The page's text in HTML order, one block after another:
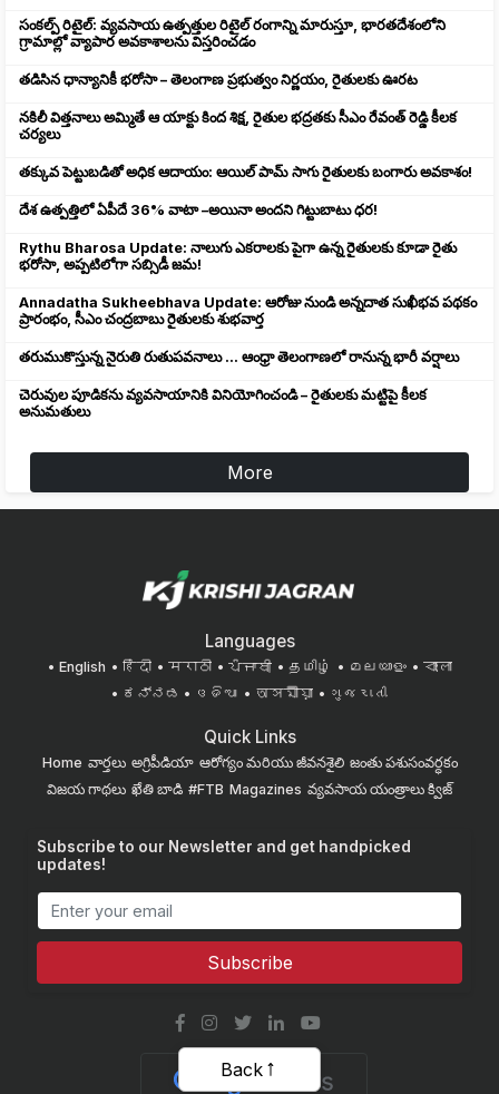
సంకల్ప్ రిటైల్: వ్యవసాయ ఉత్పత్తుల రిటైల్ రంగాన్ని మారుస్తూ, భారతదేశంలోని
గ్రామాల్లో వ్యాపార అవకాశాలను విస్తరించడం
తడిసిన ధాన్యానికీ భరోసా – తెలంగాణ ప్రభుత్వం నిర్ణయం, రైతులకు ఊరట
నకిలీ విత్తనాలు అమ్మితే ఆ యాక్టు కింద శిక్ష, రైతుల భద్రతకు సీఎం రేవంత్ రెడ్డి కీలక
చర్యలు
తక్కువ పెట్టుబడితో అధిక ఆదాయం: ఆయిల్ పామ్ సాగు రైతులకు బంగారు అవకాశం!
దేశ ఉత్పత్తిలో ఏపీదే 36% వాటా –అయినా అందని గిట్టుబాటు ధర!
Rythu Bharosa Update: నాలుగు ఎకరాలకు పైగా ఉన్న రైతులకు కూడా రైతు
భరోసా, అప్పటిలోగా సబ్సిడీ జమ!
Annadatha Sukheebhava Update: ఆరోజు నుండి అన్నదాత సుఖీభవ పథకం
ప్రారంభం, సీఎం చంద్రబాబు రైతులకు శుభవార్త
తరుముకొస్తున్న నైరుతి రుతుపవనాలు ... ఆంధ్రా తెలంగాణలో రానున్న భారీ వర్షాలు
చెరువుల పూడికను వ్యవసాయానికి వినియోగించండి – రైతులకు మట్టిపై కీలక
అనుమతులు
More
Languages
English हिंदी मराठी ਪੰਜਾਬੀ தமிழ் മലയാളം
বাংলা
ಕನ್ನಡ
ଓଡିଆ অসমীয়া ગુજરાતી
Quick Links
Home వార్తలు అగ్రిపీడియా ఆరోగ్యం మరియు జీవనశైలి జంతు పశుసంవర్ధకం
విజయ గాథలు ఖేతి బాడి #FTB Magazines వ్యవసాయ యంత్రాలు క్విజ్
Subscribe to our Newsletter and get handpicked
updates!
Subscribe
Back